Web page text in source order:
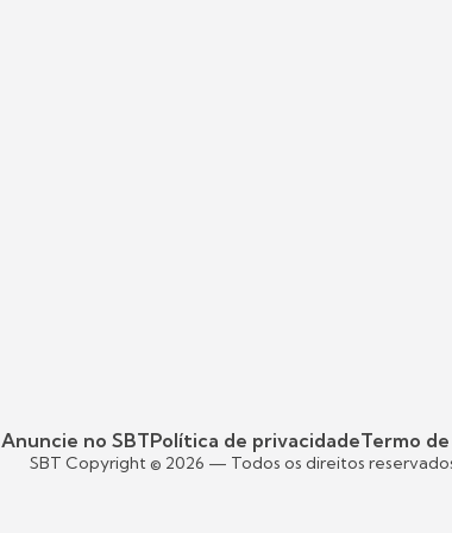
Anuncie no SBTPolítica de privacidadeTermo de
SBT Copyright © 2026 — Todos os direitos